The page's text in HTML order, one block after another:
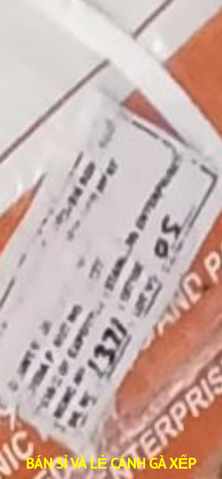
BÁN SỈ VÀ LẺ CÁNH GÀ XẾP